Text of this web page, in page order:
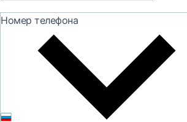
Номер телефона